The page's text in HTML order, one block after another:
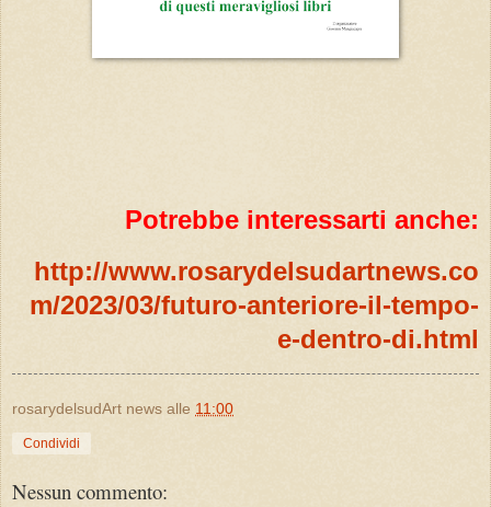
Potrebbe interessarti anche:
http://www.rosarydelsudartnews.co
m/2023/03/futuro-anteriore-il-tempo-
e-dentro-di.html
rosarydelsudArt news alle 11:00
Condividi
Nessun commento: